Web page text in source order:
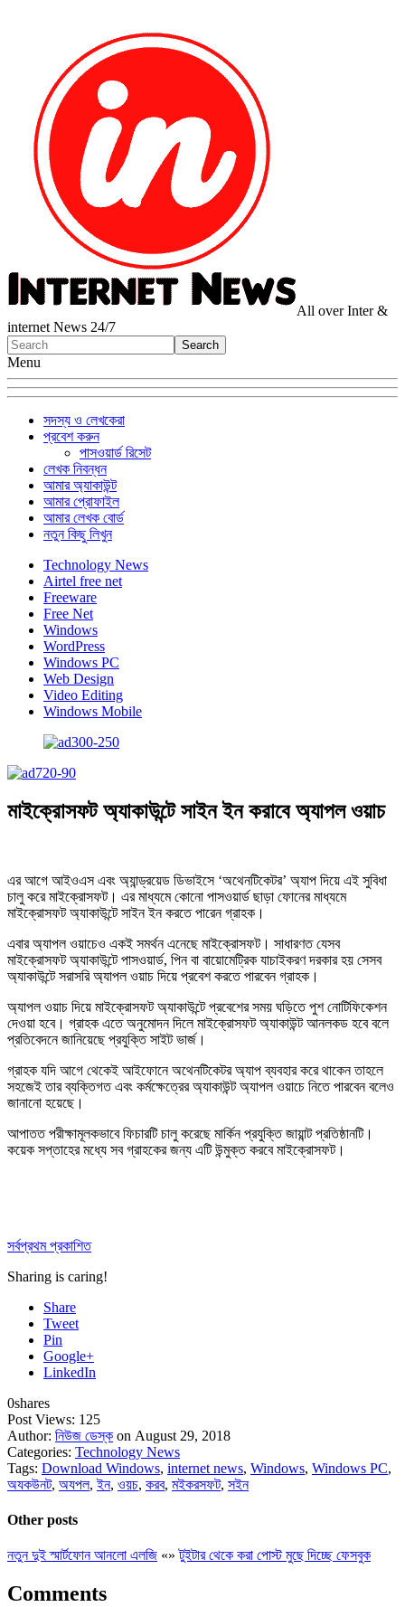
All over Inter &
internet News 24/7
Menu
সদস্য ও লেখকেরা
প্রবেশ করুন
পাসওয়ার্ড রিসেট
লেখক নিবন্ধন
আমার অ্যাকাউন্ট
আমার প্রোফাইল
আমার লেখক বোর্ড
নতুন কিছু লিখুন
Technology News
Airtel free net
Freeware
Free Net
Windows
WordPress
Windows PC
Web Design
Video Editing
Windows Mobile
মাইক্রোসফট অ্যাকাউন্টে সাইন ইন করাবে অ্যাপল ওয়াচ
এর আগে আইওএস এবং অ্যান্ড্রয়েড ডিভাইসে ‘অথেনটিকেটর’ অ্যাপ দিয়ে এই সুবিধা
চালু করে মাইক্রোসফট। এর মাধ্যমে কোনো পাসওয়ার্ড ছাড়া ফোনের মাধ্যমে
মাইক্রোসফট অ্যাকাউন্টে সাইন ইন করতে পারেন গ্রাহক।
এবার অ্যাপল ওয়াচেও একই সমর্থন এনেছে মাইক্রোসফট। সাধারণত যেসব
মাইক্রোসফট অ্যাকাউন্টে পাসওয়ার্ড, পিন বা বায়োমেট্রিক যাচাইকরণ দরকার হয় সেসব
অ্যাকাউন্টে সরাসরি অ্যাপল ওয়াচ দিয়ে প্রবেশ করতে পারবেন গ্রাহক।
অ্যাপল ওয়াচ দিয়ে মাইক্রোসফট অ্যাকাউন্টে প্রবেশের সময় ঘড়িতে পুশ নোটিফিকেশন
দেওয়া হবে। গ্রাহক এতে অনুমোদন দিলে মাইক্রোসফট অ্যাকাউন্ট আনলকড হবে বলে
প্রতিবেদনে জানিয়েছে প্রযুক্তি সাইট ভার্জ।
গ্রাহক যদি আগে থেকেই আইফোনে অথেনটিকেটর অ্যাপ ব্যবহার করে থাকেন তাহলে
সহজেই তার ব্যক্তিগত এবং কর্মক্ষেত্রের অ্যাকাউন্ট অ্যাপল ওয়াচে নিতে পারবেন বলেও
জানানো হয়েছে।
আপাতত পরীক্ষামূলকভাবে ফিচারটি চালু করেছে মার্কিন প্রযুক্তি জায়ান্ট প্রতিষ্ঠানটি।
কয়েক সপ্তাহের মধ্যে সব গ্রাহকের জন্য এটি উন্মুক্ত করবে মাইক্রোসফট।
সর্বপ্রথম প্রকাশিত
Sharing is caring!
Share
Tweet
Pin
Google+
LinkedIn
0shares
Post Views: 125
Author: নিউজ ডেস্ক on August 29, 2018
Categories: Technology News
Tags: Download Windows, internet news, Windows, Windows PC,
অযকউনট, অযপল,ইন, ওয়চ, করব, মইকরসফট, সইন
Other posts
নতুন দুই স্মার্টফোন আনলো এলজি «»টুইটার থেকে করা পোস্ট মুছে দিচ্ছে ফেসবুক
Comments